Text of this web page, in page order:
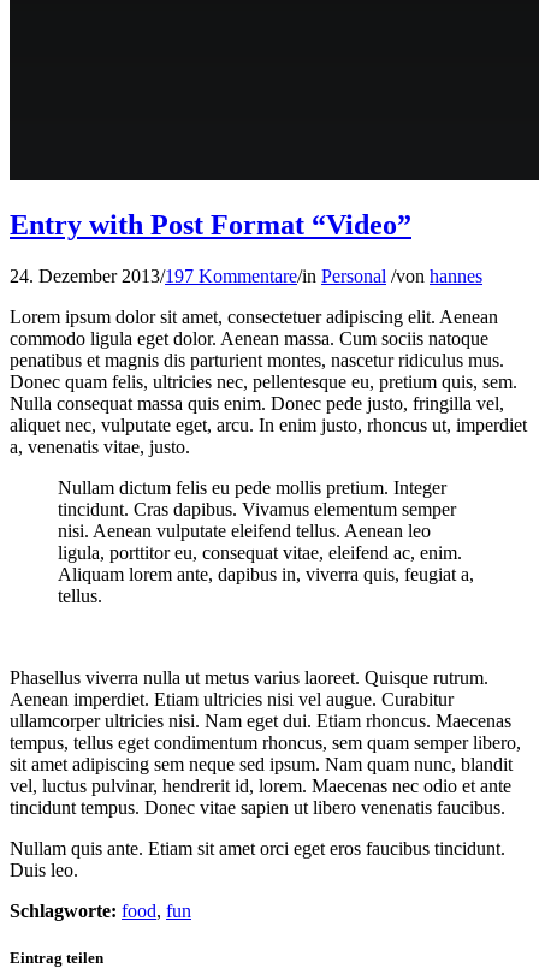
Entry with Post Format “Video”
24. Dezember 2013/197 Kommentare/in Personal /von hannes
Lorem ipsum dolor sit amet, consectetuer adipiscing elit. Aenean
commodo ligula eget dolor. Aenean massa. Cum sociis natoque
penatibus et magnis dis parturient montes, nascetur ridiculus mus.
Donec quam felis, ultricies nec, pellentesque eu, pretium quis, sem.
Nulla consequat massa quis enim. Donec pede justo, fringilla vel,
aliquet nec, vulputate eget, arcu. In enim justo, rhoncus ut, imperdiet
a, venenatis vitae, justo.
Nullam dictum felis eu pede mollis pretium. Integer
tincidunt. Cras dapibus. Vivamus elementum semper
nisi. Aenean vulputate eleifend tellus. Aenean leo
ligula, porttitor eu, consequat vitae, eleifend ac, enim.
Aliquam lorem ante, dapibus in, viverra quis, feugiat a,
tellus.
Phasellus viverra nulla ut metus varius laoreet. Quisque rutrum.
Aenean imperdiet. Etiam ultricies nisi vel augue. Curabitur
ullamcorper ultricies nisi. Nam eget dui. Etiam rhoncus. Maecenas
tempus, tellus eget condimentum rhoncus, sem quam semper libero,
sit amet adipiscing sem neque sed ipsum. Nam quam nunc, blandit
vel, luctus pulvinar, hendrerit id, lorem. Maecenas nec odio et ante
tincidunt tempus. Donec vitae sapien ut libero venenatis faucibus.
Nullam quis ante. Etiam sit amet orci eget eros faucibus tincidunt.
Duis leo.
Schlagworte: food, fun
Eintrag teilen